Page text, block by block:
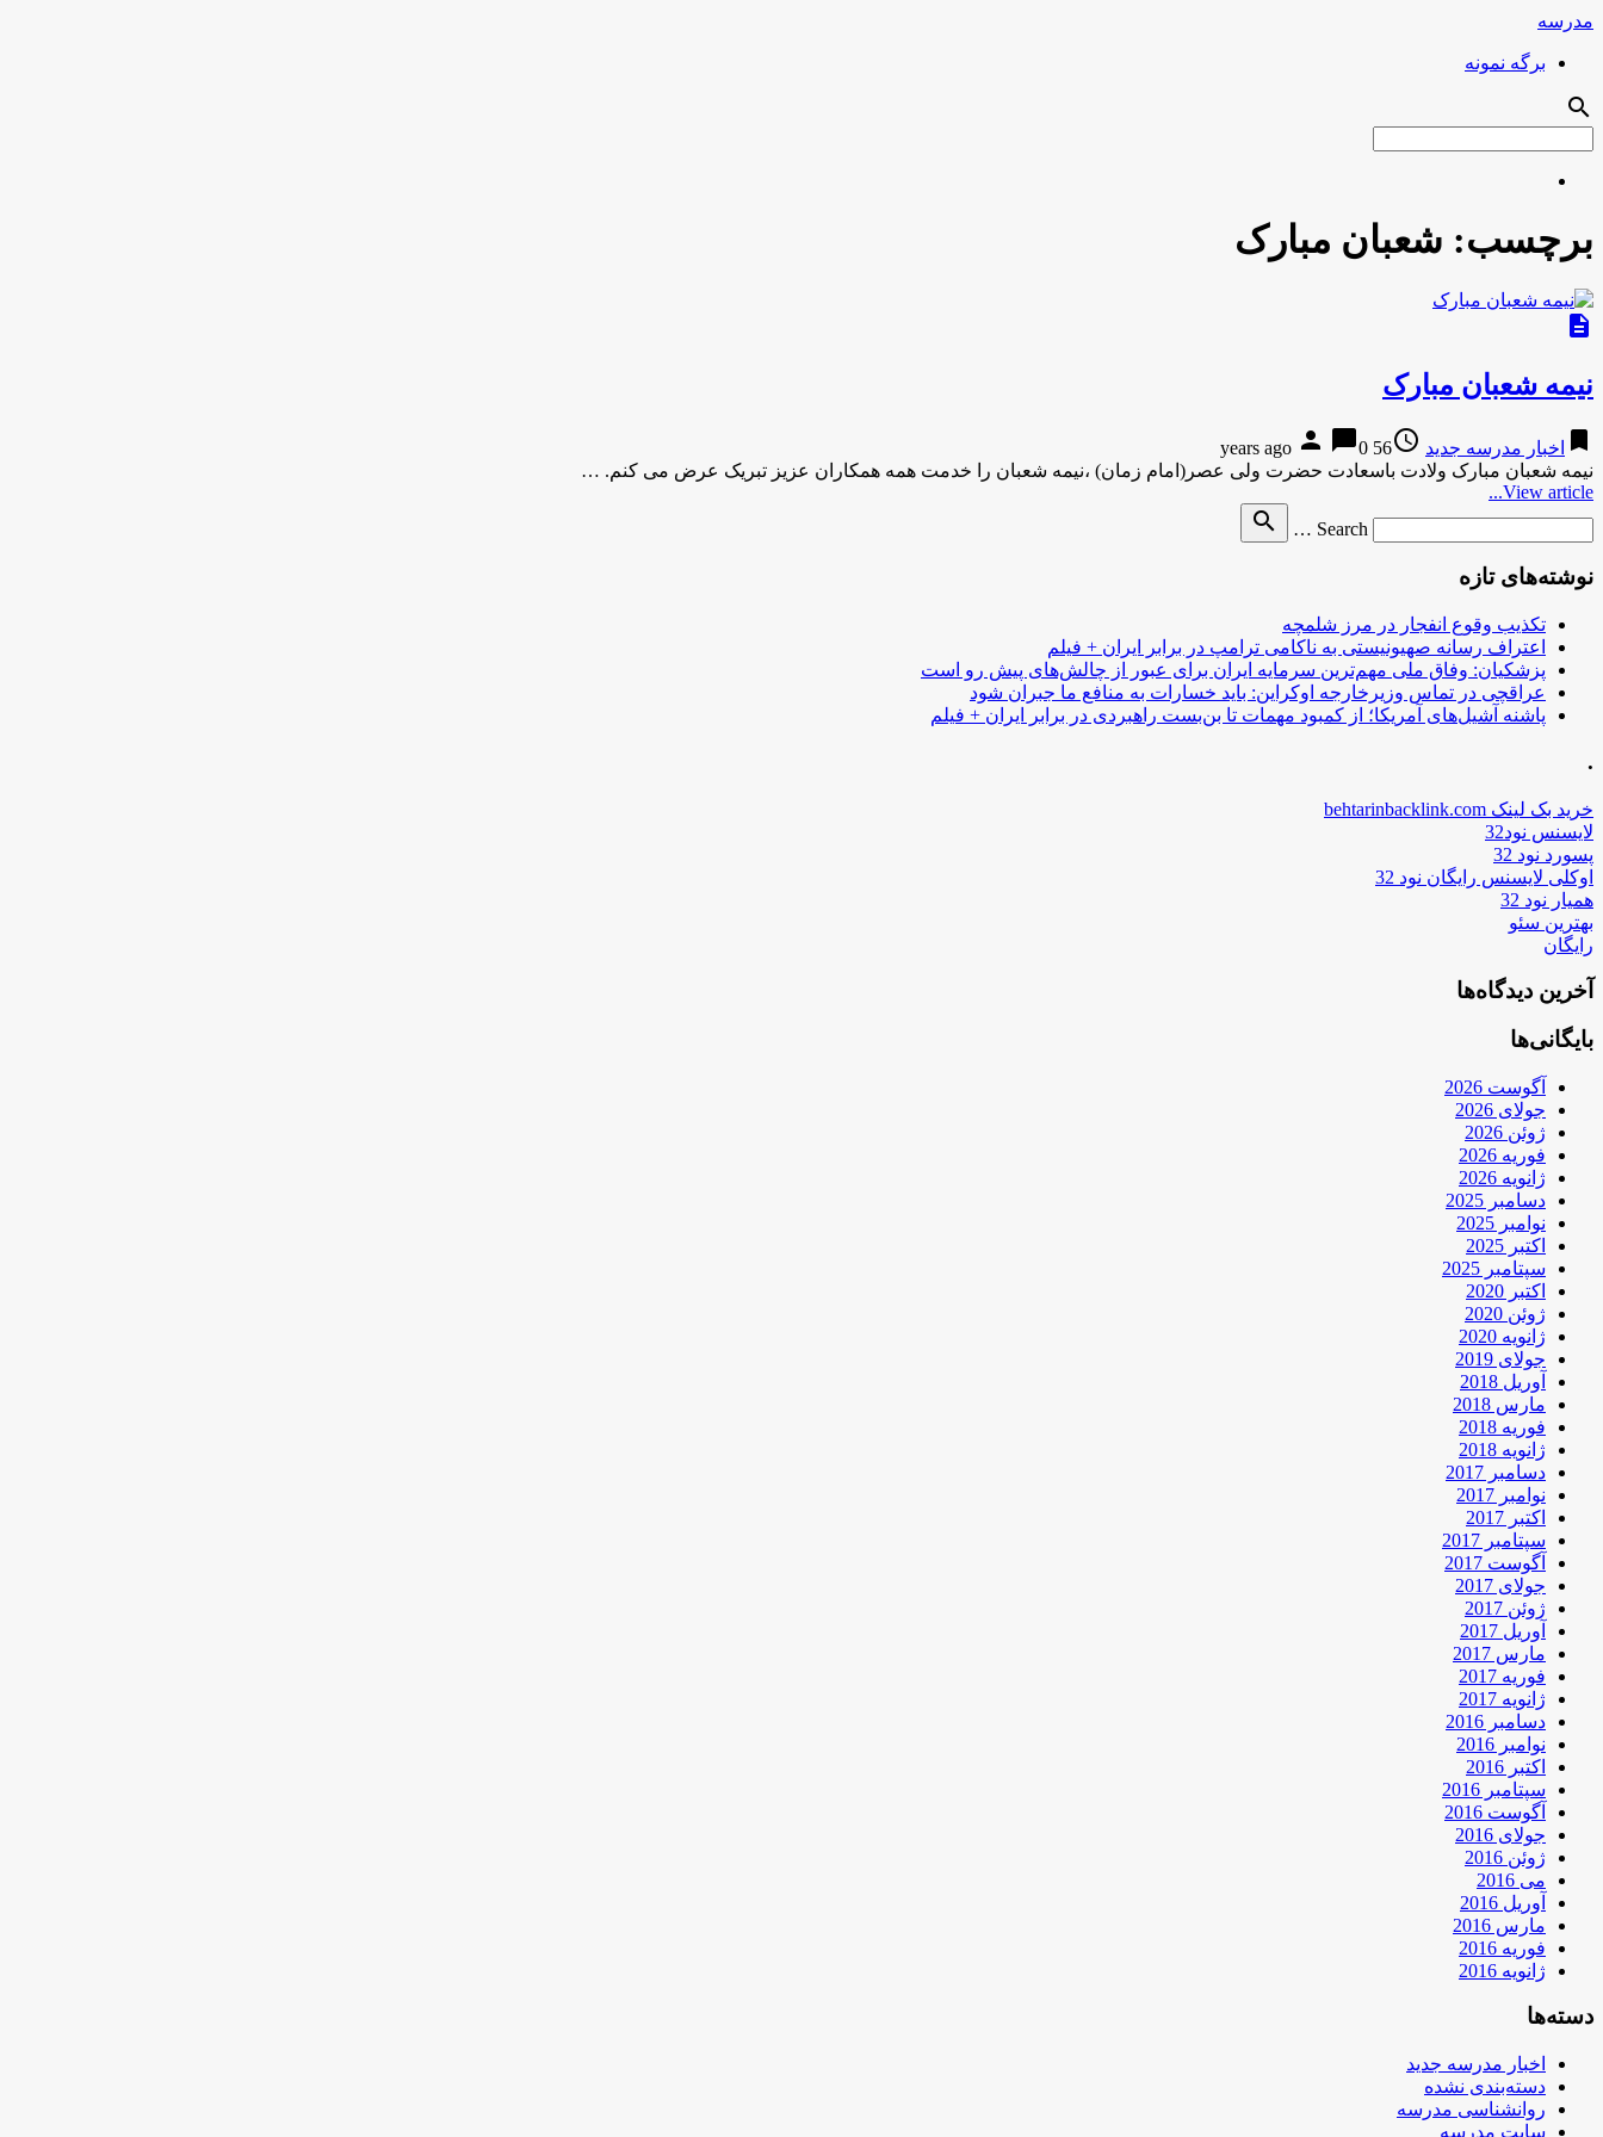
مدرسه
برگه نمونه
search
برچسب: شعبان مبارک
description
نیمه شعبان مبارک
bookmark اخبار مدرسه جدید access_time
56 years ago
person chat_bubble0
نیمه شعبان مبارک ولادت باسعادت حضرت ولی عصر(امام زمان) ،نیمه شعبان را خدمت همه همکاران عزیز تبریک عرض می کنم. …
View article...
Search …
search
نوشته‌های تازه
تکذیب وقوع انفجار در مرز شلمچه
اعتراف رسانه صهیونیستی به ناکامی ترامپ در برابر ایران + فیلم
پزشکیان: وفاق ملی مهم‌ترین سرمایه ایران برای عبور از چالش‌های پیش رو است
عراقچی در تماس وزیرخارجه اوکراین: باید خسارات به منافع ما جبران شود
پاشنه آشیل‌های آمریکا؛ از کمبود مهمات تا بن‌بست راهبردی در برابر ایران + فیلم
.
خرید بک لینک behtarinbacklink.com
لایسنس نود32
پسورد نود 32
اوکلی لایسنس رایگان نود 32
همیار نود 32
بهترین سئو
رایگان
آخرین دیدگاه‌ها
بایگانی‌ها
آگوست 2026
جولای 2026
ژوئن 2026
فوریه 2026
ژانویه 2026
دسامبر 2025
نوامبر 2025
اکتبر 2025
سپتامبر 2025
اکتبر 2020
ژوئن 2020
ژانویه 2020
جولای 2019
آوریل 2018
مارس 2018
فوریه 2018
ژانویه 2018
دسامبر 2017
نوامبر 2017
اکتبر 2017
سپتامبر 2017
آگوست 2017
جولای 2017
ژوئن 2017
آوریل 2017
مارس 2017
فوریه 2017
ژانویه 2017
دسامبر 2016
نوامبر 2016
اکتبر 2016
سپتامبر 2016
آگوست 2016
جولای 2016
ژوئن 2016
می 2016
آوریل 2016
مارس 2016
فوریه 2016
ژانویه 2016
دسته‌ها
اخبار مدرسه جدید
دسته‌بندی نشده
روانشناسی مدرسه
سایت مدرسه